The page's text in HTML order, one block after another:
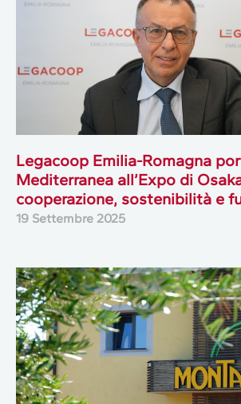
Legacoop Emilia-Romagna
Mediterranea all’Expo di
cooperazione, sostenibilità e
19 Settembre 2025